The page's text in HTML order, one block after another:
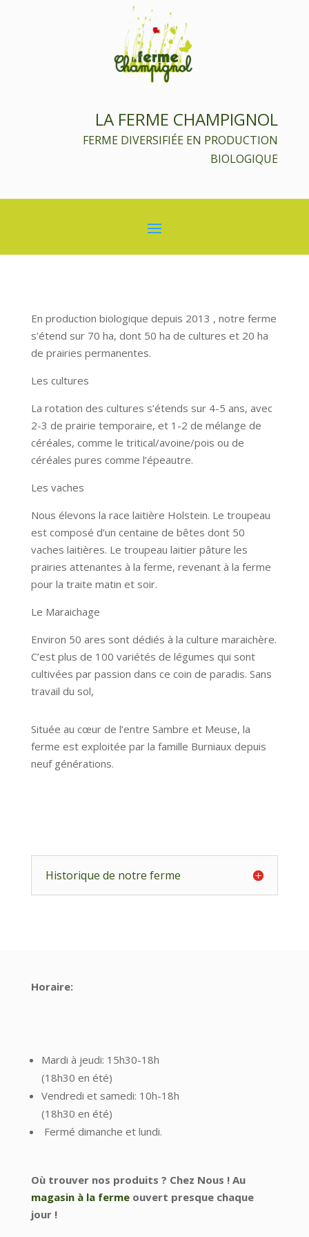
LA FERME CHAMPIGNOL
FERME DIVERSIFIÉE EN PRODUCTION
BIOLOGIQUE
En production biologique depuis 2013 , notre ferme
s’étend sur 70 ha, dont 50 ha de cultures et 20 ha
de prairies permanentes.
Les cultures
La rotation des cultures s’étends sur 4-5 ans, avec
2-3 de prairie temporaire, et 1-2 de mélange de
céréales, comme le tritical/avoine/pois ou de
céréales pures comme l’épeautre.
Les vaches
Nous élevons la race laitière Holstein. Le troupeau
est composé d’un centaine de bêtes dont 50
vaches laitières. Le troupeau laitier pâture les
prairies attenantes à la ferme, revenant à la ferme
pour la traite matin et soir.
Le Maraichage
Environ 50 ares sont dédiés à la culture maraichère.
C’est plus de 100 variétés de légumes qui sont
cultivées par passion dans ce coin de paradis. Sans
travail du sol,
Située au cœur de l’entre Sambre et Meuse, la
ferme est exploitée par la famille Burniaux depuis
neuf générations.
Historique de notre ferme
Horaire:
Mardi à jeudi: 15h30-18h
(18h30 en été)
Vendredi et samedi: 10h-18h
(18h30 en été)
Fermé dimanche et lundi.
Où trouver nos produits ? Chez Nous ! Au
magasin à la fermeouvert presque chaque
jour !